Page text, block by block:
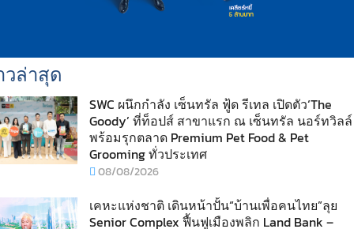
ล่าสุด
SWC ผนึกกำลัง เซ็นทรัล ฟู้ด รีเทล เปิดตัว‘The
Goody’ ที่ท็อปส์ สาขาแรก ณ เซ็นทรัล นอร์ทวิลล์
พร้อมรุกตลาด Premium Pet Food & Pet
Grooming ทั่วประเทศ
08/08/2026
เคหะแห่งชาติ เดินหน้าปั้น“บ้านเพื่อคนไทย”ลุย
Senior Complex ฟื้นฟูเมืองพลิก Land Bank –